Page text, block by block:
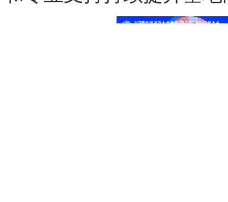
中。冯教授建议，把城